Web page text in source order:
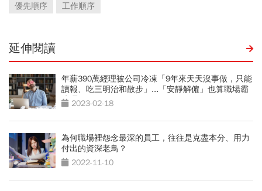
優先順序
工作順序
延伸閱讀
年薪390萬經理被公司冷凍「9年來天天沒事做，只能
讀報、吃三明治和散步」...「安靜解僱」也算職場霸
凌嗎？
2023-02-18
為何職場裡怨念最深的員工，往往是克盡本分、用力
付出的資深老鳥？
2022-11-10